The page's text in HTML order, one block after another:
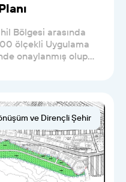
Bölgesi arasında
ölçekli Uygulama
onaylanmış olup
ve Dirençli Şehir